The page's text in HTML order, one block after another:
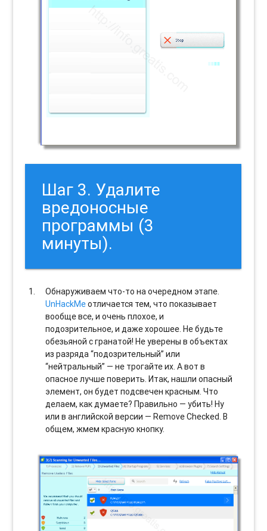
Шаг 3. Удалите
вредоносные
программы (3
минуты).
Обнаруживаем что-то на очередном этапе.
UnHackMeотличается тем, что показывает
вообще все, и очень плохое, и
подозрительное, и даже хорошее. Не будьте
обезьяной с гранатой! Не уверены в объектах
из разряда “подозрительный” или
“нейтральный” — не трогайте их. А вот в
опасное лучше поверить. Итак, нашли опасный
элемент, он будет подсвечен красным. Что
делаем, как думаете? Правильно — убить! Ну
или в английской версии — Remove Checked. В
общем, жмем красную кнопку.